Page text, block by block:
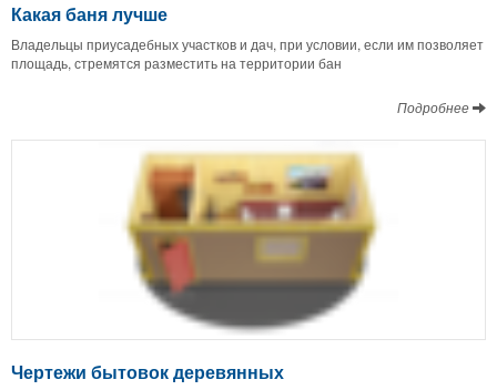
Какая баня лучше
Владельцы приусадебных участков и дач, при условии, если им позволяет
площадь, стремятся разместить на территории бан
Подробнее
Чертежи бытовок деревянных